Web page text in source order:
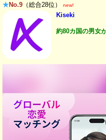
★No.9 （総合28位） new!
Kiseki
約80カ国の男女